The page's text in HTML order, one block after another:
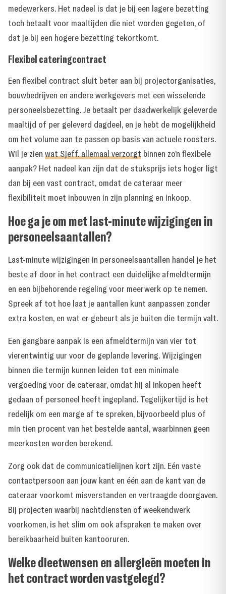
medewerkers. Het nadeel is dat je bij een lagere bezetting
toch betaalt voor maaltijden die niet worden gegeten, of
dat je bij een hogere bezetting tekortkomt.
Flexibel cateringcontract
Een flexibel contract sluit beter aan bij projectorganisaties,
bouwbedrijven en andere werkgevers met een wisselende
personeelsbezetting. Je betaalt per daadwerkelijk geleverde
maaltijd of per geleverd dagdeel, en je hebt de mogelijkheid
om het volume aan te passen op basis van actuele roosters.
Wil je zien wat Sjeff. allemaal verzorgt binnen zo’n flexibele
aanpak? Het nadeel kan zijn dat de stuksprijs iets hoger ligt
dan bij een vast contract, omdat de cateraar meer
flexibiliteit moet inbouwen in zijn planning en inkoop.
Hoe ga je om met last-minute wijzigingen in
personeelsaantallen?
Last-minute wijzigingen in personeelsaantallen handel je het
beste af door in het contract een duidelijke afmeldtermijn
en een bijbehorende regeling voor meerwerk op te nemen.
Spreek af tot hoe laat je aantallen kunt aanpassen zonder
extra kosten, en wat er gebeurt als je buiten die termijn valt.
Een gangbare aanpak is een afmeldtermijn van vier tot
vierentwintig uur voor de geplande levering. Wijzigingen
binnen die termijn kunnen leiden tot een minimale
vergoeding voor de cateraar, omdat hij al inkopen heeft
gedaan of personeel heeft ingepland. Tegelijkertijd is het
redelijk om een marge af te spreken, bijvoorbeeld plus of
min tien procent van het bestelde aantal, waarbinnen geen
meerkosten worden berekend.
Zorg ook dat de communicatielijnen kort zijn. Eén vaste
contactpersoon aan jouw kant en één aan de kant van de
cateraar voorkomt misverstanden en vertraagde doorgaven.
Bij projecten waarbij nachtdiensten of weekendwerk
voorkomen, is het slim om ook afspraken te maken over
bereikbaarheid buiten kantooruren.
Welke dieetwensen en allergieën moeten in
het contract worden vastgelegd?